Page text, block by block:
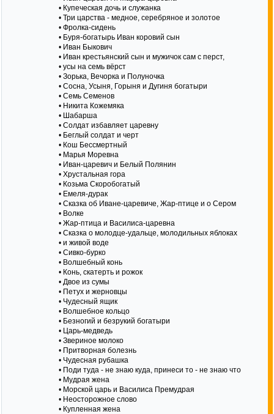
• Купеческая дочь и служанка
• Три царства - медное, серебряное и золотое
• Фролка-сидень
• Буря-богатырь Иван коровий сын
• Иван Быкович
• Иван крестьянский сын и мужичок сам с перст,
• усы на семь вёрст
• Зорька, Вечорка и Полуночка
• Сосна, Усыня, Горыня и Дугиня богатыри
• Семь Семенов
• Никита Кожемяка
• Шабарша
• Солдат избавляет царевну
• Беглый солдат и черт
• Кош Бессмертный
• Марья Моревна
• Иван-царевич и Белый Полянин
• Хрустальная гора
• Козьма Скоробогатый
• Емеля-дурак
• Сказка об Иване-царевиче, Жар-птице и о Сером
• Волке
• Жар-птица и Василиса-царевна
• Сказка о молодце-удальце, молодильных яблоках
• и живой воде
• Сивко-бурко
• Волшебный конь
• Конь, скатерть и рожок
• Двое из сумы
• Петух и жерновцы
• Чудесный ящик
• Волшебное кольцо
• Безногий и безрукий богатыри
• Царь-медведь
• Звериное молоко
• Притворная болезнь
• Чудесная рубашка
• Поди туда - не знаю куда, принеси то - не знаю что
• Мудрая жена
• Морской царь и Василиса Премудрая
• Неосторожное слово
• Купленная жена